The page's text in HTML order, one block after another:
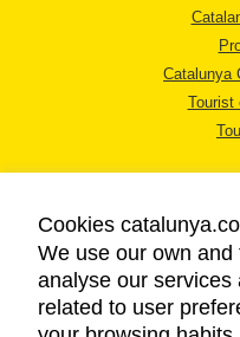
Catalunya
Tourist
Cookies
We use our own
analyse our services
related to user